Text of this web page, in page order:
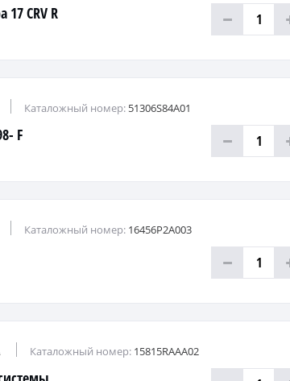
17 CRV R
F
Каталожный номер: 51306S84A01
Каталожный номер: 16456P2A003
Каталожный номер: 15815RAAA02